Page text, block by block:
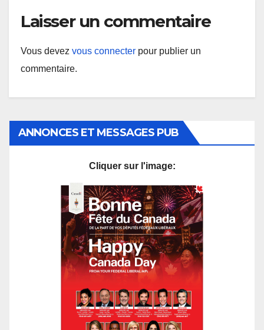
Laisser un commentaire
Vous devez vous connecter pour publier un
commentaire.
ANNONCES ET MESSAGES PUB
Cliquer sur l'image: